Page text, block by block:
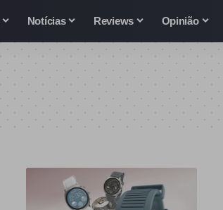
Notícias Reviews Opinião